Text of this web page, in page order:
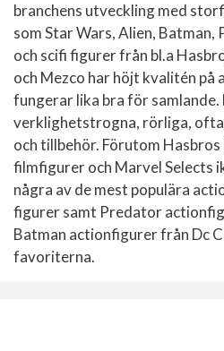
branchens utveckling med
som Star Wars, Alien, Batman,
och scifi figurer från bl.a
och Mezco har höjt kvalitén
fungerar lika bra för samlande.
verklighetstrogna, rörliga,
och tillbehör. Förutom Hasbros
filmfigurer och Marvel Selects
några av de mest populära
figurer samt Predator
Batman actionfigurer från Dc
favoriterna.